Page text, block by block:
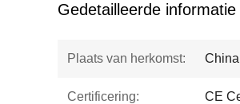
Gedetailleerde informatie
Plaats van herkomst: China
Certificering: CE